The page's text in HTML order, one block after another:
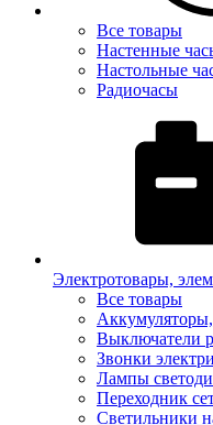
Все товары
Настенные
Настольные
Радиочасы
Электротовары,
Все товары
Аккумуляторы,
Выключатели
Звонки
Лампы
Переходник
Светильники